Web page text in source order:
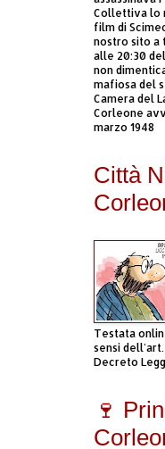
Collettiva lo
film di
nostro sito
alle 20:30
non
mafiosa del
Camera del
Corleone
marzo 1948
Città
Testata
sensi dell'art.
Decreto
🍷